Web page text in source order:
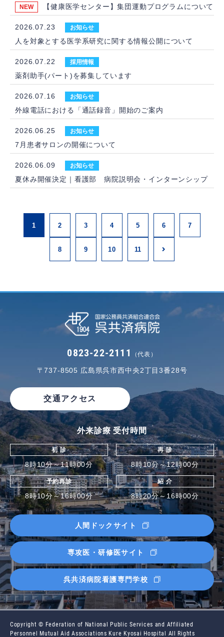
【健康医学センター】集団運動プログラムについて
2026.07.23 お知らせ
人を対象とする医学系研究に関する情報公開について
2026.07.22 採用情報
薬剤助手(パート)を募集しています
2026.07.16 お知らせ
外線電話における「通話録音」開始のご案内
2026.06.25 お知らせ
7月患者サロンの開催について
2026.06.09 お知らせ
夏休み開催決定｜看護部 病院説明会・インターンシップ
1 2 3 4 5 6 7
8 9 10 11
0823-22-2111 （代表）
〒737-8505 広島県呉市西中央2丁目3番28号
交通アクセス
外来診療 受付時間
初 診
8時10分～11時00分
再 診
8時10分～12時00分
予約再診
8時10分～16時00分
紹 介
8時20分～16時00分
人間ドックサイト
専攻医・研修医サイト
呉共済病院看護専門学校
Copyright © Federation of National Public Services and Affiliated
Personnel Mutual Aid Associations Kure Kyosai Hospital All Rights